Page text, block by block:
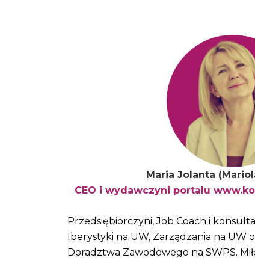
Maria Jolanta
CEO i wydawczyni portalu
Przedsiębiorczyni, Job Coach i
Iberystyki na UW, Zarządzania na UW
Doradztwa Zawodowego na SWPS.